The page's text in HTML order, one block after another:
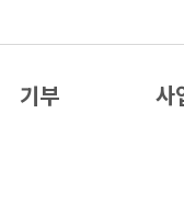
기부 사